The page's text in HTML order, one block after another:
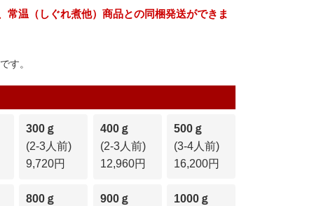
温（しぐれ煮他）商品との同梱発送ができま
す。
300ｇ
(2-3人前)
9,720円
400ｇ
(2-3人前)
12,960円
500ｇ
(3-4人前)
16,200円
800ｇ
900ｇ
1000ｇ